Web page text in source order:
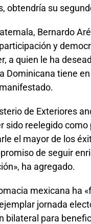
obtendría su
Bernardo
y
a quien le ha
Dominicana tiene
de Exteriores
sido reelegido
el mayor de los
de seguir
ha agregado.
mexicana ha
jornada
bilateral para